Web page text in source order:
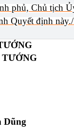
phủ, Chủ tịch
Quyết định
Dũng